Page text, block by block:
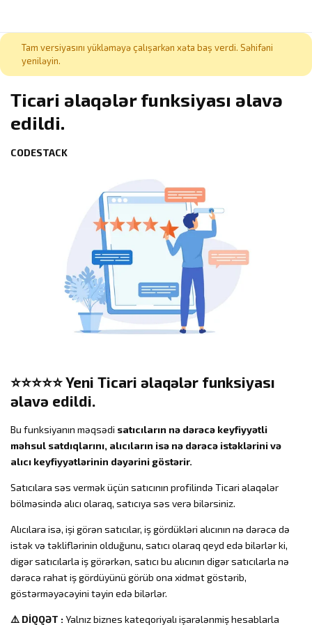
Tam versiyasını yükləməyə çalışarkən xəta baş verdi. Səhifəni
yeniləyin.
Ticari əlaqələr funksiyası əlavə
edildi.
CODESTACK
⭐️⭐️⭐️⭐️⭐️ Yeni Ticari əlaqələr funksiyası
əlavə edildi.
Bu funksiyanın məqsədi satıcıların nə dərəcə keyfiyyətli
məhsul satdıqlarını, alıcıların isə nə dərəcə istəklərini və
alıcı keyfiyyətlərinin dəyərini göstərir.
Satıcılara səs vermək üçün satıcının profilində Ticari əlaqələr
bölməsində alıcı olaraq, satıcıya səs verə bilərsiniz.
Alıcılara isə, işi görən satıcılar, iş gördükləri alıcının nə dərəcə də
istək və təkliflərinin olduğunu, satıcı olaraq qeyd edə bilərlər ki,
digər satıcılarla iş görərkən, satıcı bu alıcının digər satıcılarla nə
dərəcə rahat iş gördüyünü görüb ona xidmət göstərib,
göstərməyəcəyini təyin edə bilərlər.
⚠️ DİQQƏT :Yalnız biznes kateqoriyalı işarələnmiş hesablarla